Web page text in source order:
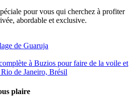
pour vous qui cherchez à profiter
abordable et exclusive.
de Guaruja
à Buzios pour faire de la voile et
de Janeiro, Brésil
plaire